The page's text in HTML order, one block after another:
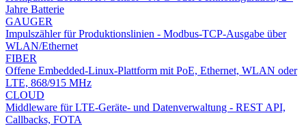
Jahre Batterie
GAUGER
Impulszähler für Produktionslinien - Modbus-TCP-Ausgabe über
WLAN/Ethernet
FIBER
Offene Embedded-Linux-Plattform mit PoE, Ethernet, WLAN oder
LTE, 868/915 MHz
CLOUD
Middleware für LTE-Geräte- und Datenverwaltung - REST API,
Callbacks, FOTA